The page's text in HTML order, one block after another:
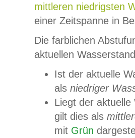
mittleren niedrigsten
einer Zeitspanne in
Die farblichen
aktuellen
Ist der aktuelle
als niedriger
Liegt der
gilt dies als
mit Grün